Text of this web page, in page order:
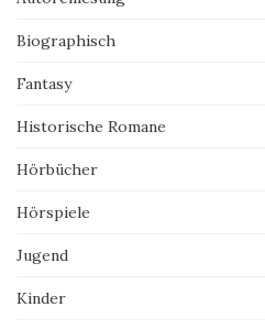
Biographisch
Fantasy
Historische Romane
Hörbücher
Hörspiele
Jugend
Kinder